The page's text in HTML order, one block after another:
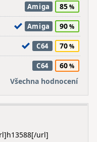
Amiga 85
Amiga 90
C64 70
C64
60
Všechna hodnocení